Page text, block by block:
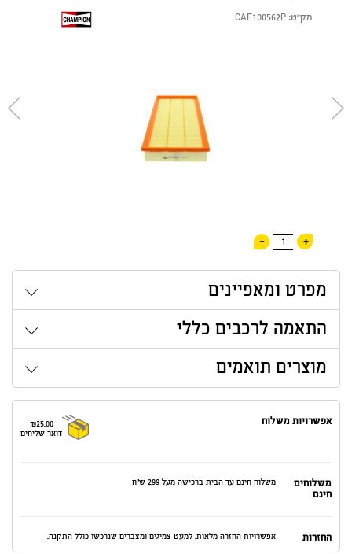
מק"ט: CAF100562P
+
1
-
מפרט ומאפיינים
התאמה לרכבים כללי
מוצרים תואמים
אפשרויות משלוח
₪25.00
דואר שליחים
משלוחים
חינם
משלוח חינם עד הבית ברכישה מעל 299 ש"ח
החזרות אפשרויות החזרה מלאות. למעט צמיגים ומצברים שנרכשו כולל התקנה.